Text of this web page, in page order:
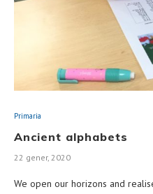
Primaria
Ancient alphabets
22 gener, 2020
We open our horizons and